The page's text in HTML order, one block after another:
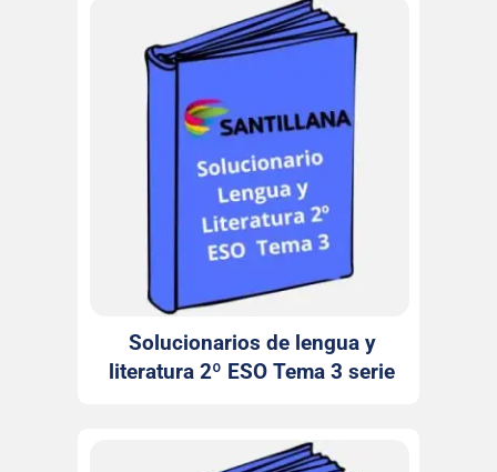
Solucionarios de lengua y
literatura 2º ESO Tema 3 serie